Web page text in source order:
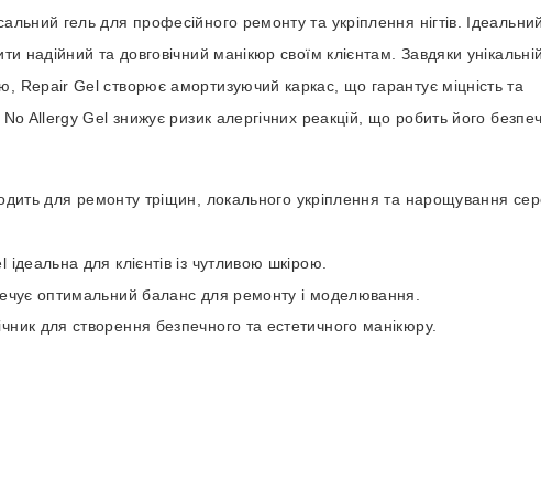
гель для професійного ремонту та укріплення нігтів.
надійний та довговічний манікюр своїм клієнтам. Завдяки унікальній
Repair Gel створює амортизуючий каркас, що гарантує міцність та
No Allergy Gel знижує ризик алергічних реакцій, що робить його
для ремонту тріщин, локального укріплення та нарощування
для клієнтів із чутливою шкірою.
оптимальний баланс для ремонту і моделювання.
для створення безпечного та естетичного манікюру.